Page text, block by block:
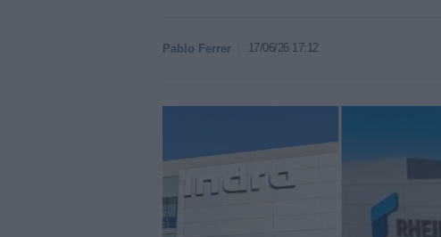
Pablo Ferrer 17/06/26 17:12